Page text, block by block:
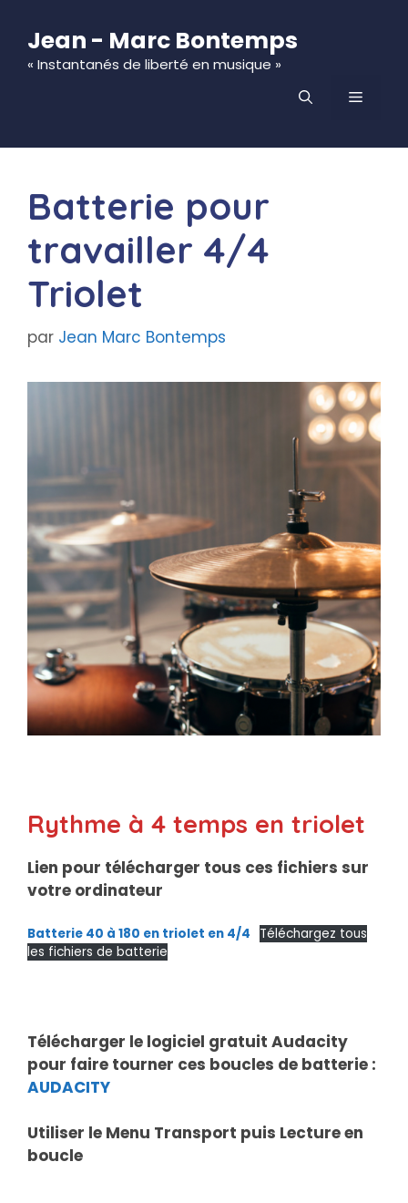
contenu
Jean - Marc Bontemps
« Instantanés de liberté en musique »
MENU
Batterie pour
travailler 4/4
Triolet
par Jean Marc Bontemps
Rythme à 4 temps en triolet
Lien pour télécharger tous ces fichiers sur
votre ordinateur
Batterie 40 à 180 en triolet en 4/4
Téléchargez tous
les fichiers de batterie
Télécharger le logiciel gratuit Audacity
pour faire tourner ces boucles de batterie :
AUDACITY
Utiliser le Menu Transport puis Lecture en
boucle